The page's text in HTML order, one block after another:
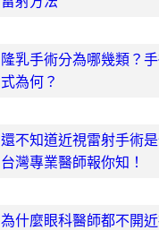
隆乳手術分為哪幾類？
式為何？
還不知道近視雷射手術
台灣專業醫師報你知！
為什麼眼科醫師都不開